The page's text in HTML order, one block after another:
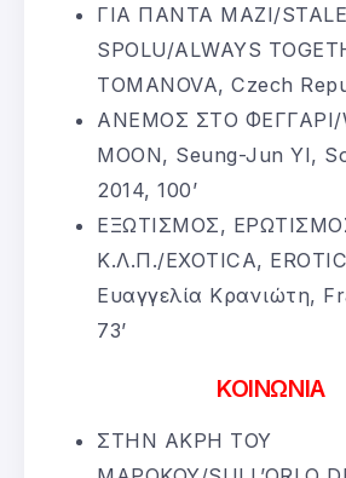
ΓΙΑ ΠΑΝΤΑ ΜΑΖΙ/STALE
SPOLU/ALWAYS
TOMANOVA, Czech
ΑΝΕΜΟΣ ΣΤΟ ΦΕΓΓΑΡΙ/
MOON, Seung-Jun YI,
2014, 100’
ΕΞΩΤΙΣΜΟΣ,
Κ.Λ.Π./EXOTICA,
Ευαγγελία Κρανιώτη,
73’
ΚΟΙΝΩΝΙΑ
ΣΤΗΝ ΑΚΡΗ ΤΟΥ